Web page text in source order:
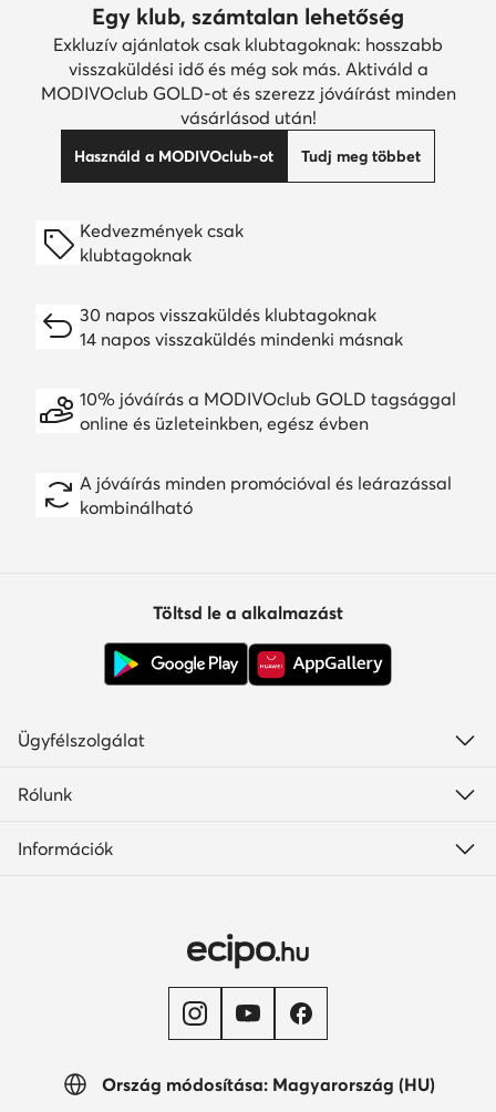
Egy klub, számtalan lehetőség
Exkluzív ajánlatok csak klubtagoknak: hosszabb
visszaküldési idő és még sok más. Aktiváld a
MODIVOclub GOLD-ot és szerezz jóváírást minden
vásárlásod után!
Használd a MODIVOclub-ot Tudj meg többet
Kedvezmények csak
klubtagoknak
30 napos visszaküldés klubtagoknak
14 napos visszaküldés mindenki másnak
10% jóváírás a MODIVOclub GOLD tagsággal
online és üzleteinkben, egész évben
A jóváírás minden promócióval és leárazással
kombinálható
Ország módosítása: Magyarország (HU)
Töltsd le a alkalmazást
Ügyfélszolgálat
Rólunk
Információk